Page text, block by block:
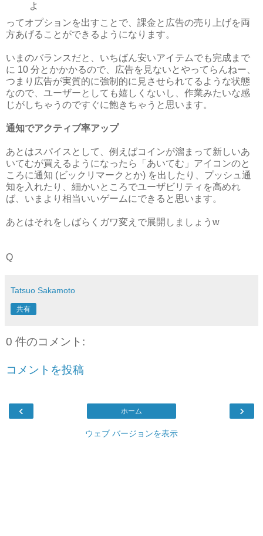
よ
ってオプションを出すことで、課金と広告の売り上げを両
方あげることができるようになります。
いまのバランスだと、いちばん安いアイテムでも完成まで
に 10 分とかかかるので、広告を見ないとやってらんねー、
つまり広告が実質的に強制的に見させられてるような状態
なので、ユーザーとしても嬉しくないし、作業みたいな感
じがしちゃうのですぐに飽きちゃうと思います。
通知でアクティブ率アップ
あとはスパイスとして、例えばコインが溜まって新しいあ
いてむが買えるようになったら「あいてむ」アイコンのと
ころに通知 (ビックリマークとか) を出したり、プッシュ通
知を入れたり、細かいところでユーザビリティを高めれ
ば、いまより相当いいゲームにできると思います。
あとはそれをしばらくガワ変えで展開しましょうw
Q
Tatsuo Sakamoto
共有
0 件のコメント:
コメントを投稿
‹ ›
ホーム
ウェブ バージョンを表示